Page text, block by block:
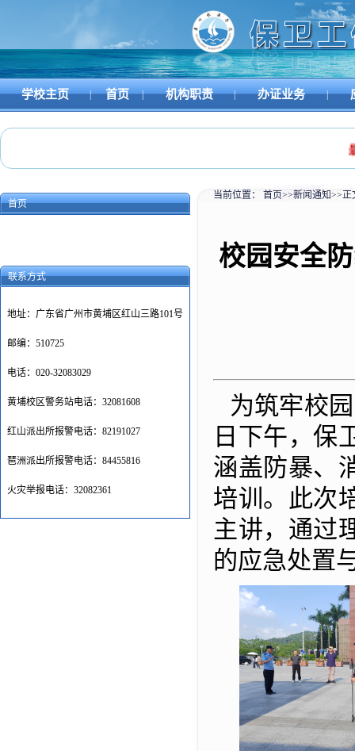
学校主页 | 首页 | 机构职责 | 办证业务 |
最
首页
联系方式
地址：广东省广州市黄埔区红山三路101号
邮编：510725
电话：020-32083029
黄埔校区警务站电话：32081608
红山派出所报警电话：82191027
琶洲派出所报警电话：84455816
火灾举报电话：32082361
当前位置： 首页>>新闻通知>>正
校园安全
为筑牢校
日下午，保
涵盖防暴、
培训。此次
主讲，通过
的应急处置